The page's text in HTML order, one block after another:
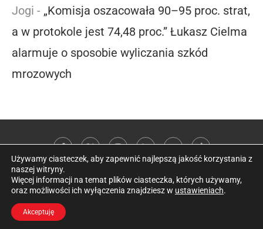
Jogi - „Komisja oszacowała 90–95 proc. strat,
a w protokole jest 74,48 proc.” Łukasz Cielma
alarmuje o sposobie wyliczania szkód
mrozowych
@2026 Kobieta w sadzie
Używamy ciasteczek, aby zapewnić najlepszą jakość korzystania z
naszej witryny.
Więcej informacji na temat plików ciasteczka, których używamy,
oraz możliwości ich wyłączenia znajdziesz w ustawieniach.
Akceptuję